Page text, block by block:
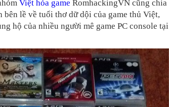
Việt hóa game RomhackingVN cũng chia
bên lề về tuổi thơ dữ dội của game thủ Việt,
hộ của nhiều người mê game PC console tại